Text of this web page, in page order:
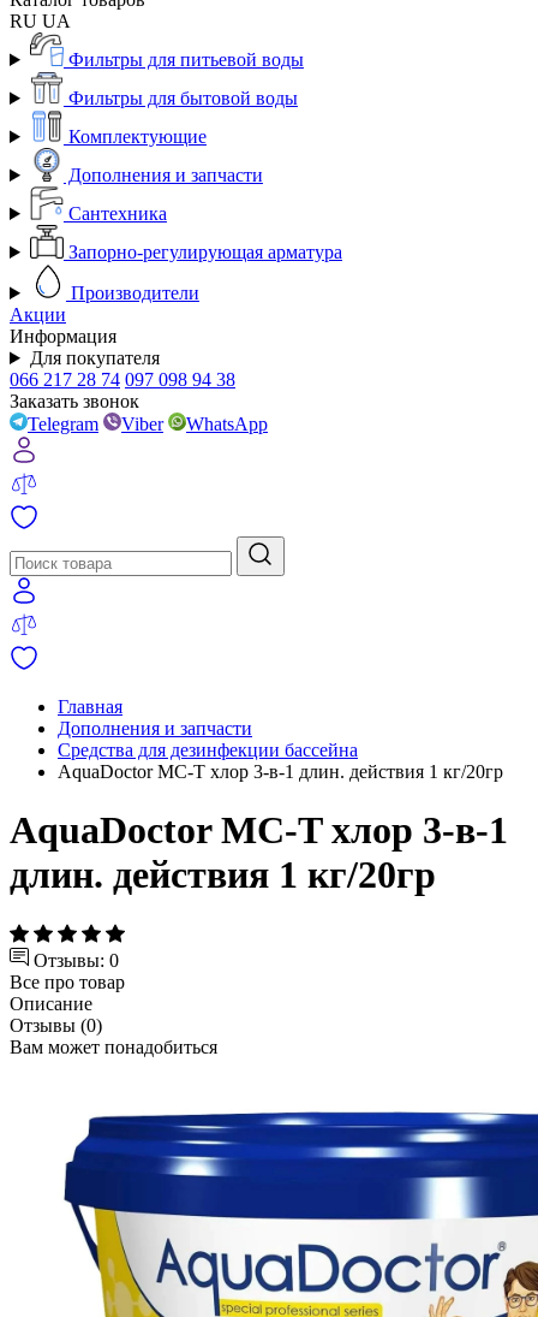
RU UA
Фильтры для питьевой воды
Фильтры для бытовой воды
Комплектующие
Дополнения и запчасти
Сантехника
Запорно-регулирующая арматура
Производители
Акции
Информация
Для покупателя
066 217 28 74 097 098 94 38
Заказать звонок
Telegram
Viber WhatsApp
Главная
Дополнения и запчасти
Средства для дезинфекции бассейна
AquaDoctor MC-T хлор 3-в-1 длин. действия 1 кг/20гр
AquaDoctor MC-T хлор 3-в-1
длин. действия 1 кг/20гр
Отзывы: 0
Все про товар
Описание
Отзывы (0)
Вам может понадобиться